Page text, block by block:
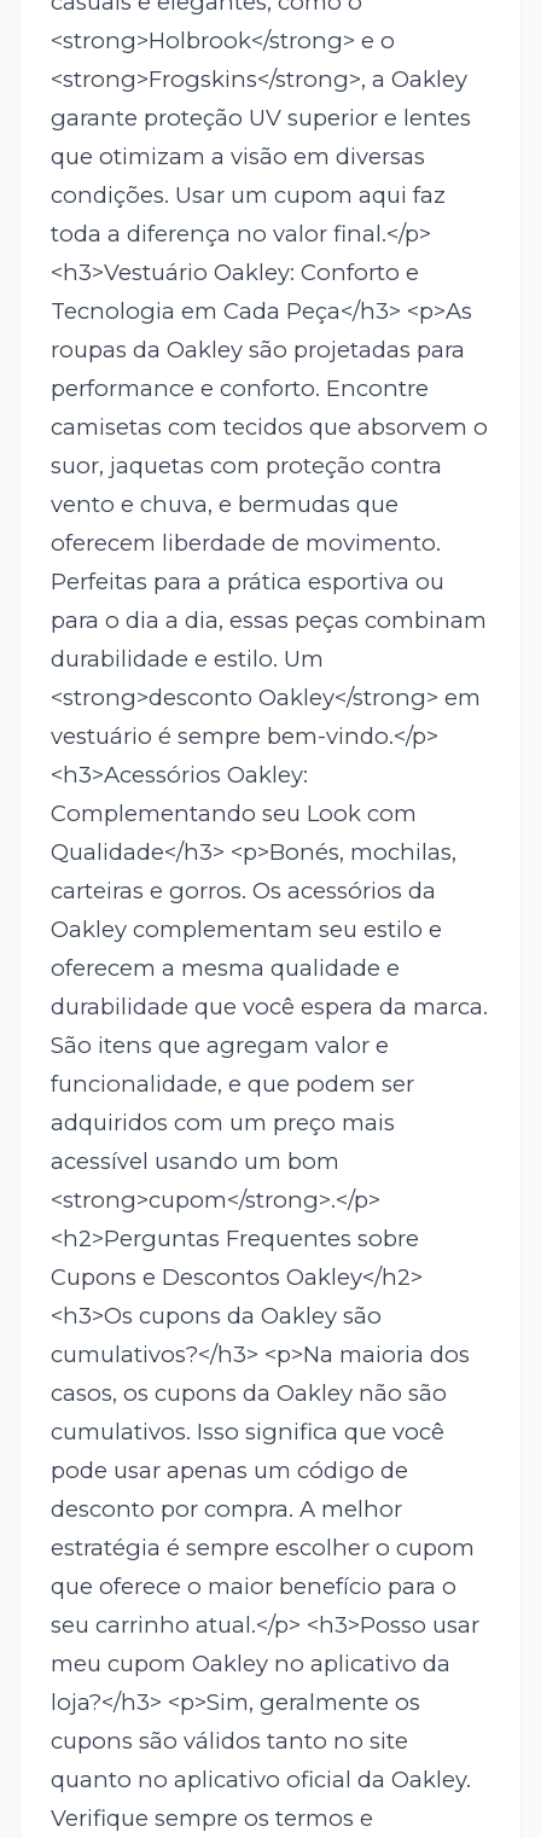
<strong>Holbrook</strong> e o
<strong>Frogskins</strong>, a Oakley
garante proteção UV superior e lentes
que otimizam a visão em diversas
condições. Usar um cupom aqui faz
toda a diferença no valor final.</p>
<h3>Vestuário Oakley: Conforto e
Tecnologia em Cada Peça</h3> <p>As
roupas da Oakley são projetadas para
performance e conforto. Encontre
camisetas com tecidos que absorvem o
suor, jaquetas com proteção contra
vento e chuva, e bermudas que
oferecem liberdade de movimento.
Perfeitas para a prática esportiva ou
para o dia a dia, essas peças combinam
durabilidade e estilo. Um
<strong>desconto Oakley</strong> em
vestuário é sempre bem-vindo.</p>
<h3>Acessórios Oakley:
Complementando seu Look com
Qualidade</h3> <p>Bonés, mochilas,
carteiras e gorros. Os acessórios da
Oakley complementam seu estilo e
oferecem a mesma qualidade e
durabilidade que você espera da marca.
São itens que agregam valor e
funcionalidade, e que podem ser
adquiridos com um preço mais
acessível usando um bom
<strong>cupom</strong>.</p>
<h2>Perguntas Frequentes sobre
Cupons e Descontos Oakley</h2>
<h3>Os cupons da Oakley são
cumulativos?</h3> <p>Na maioria dos
casos, os cupons da Oakley não são
cumulativos. Isso significa que você
pode usar apenas um código de
desconto por compra. A melhor
estratégia é sempre escolher o cupom
que oferece o maior benefício para o
seu carrinho atual.</p> <h3>Posso usar
meu cupom Oakley no aplicativo da
loja?</h3> <p>Sim, geralmente os
cupons são válidos tanto no site
quanto no aplicativo oficial da Oakley.
Verifique sempre os termos e